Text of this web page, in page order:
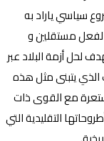
سياسي ياراد به
مستقلين و
لحل أزمة البلاد عبر
الذي يتبنى مثل هذه
مع القوى ذات
التقليدية التي